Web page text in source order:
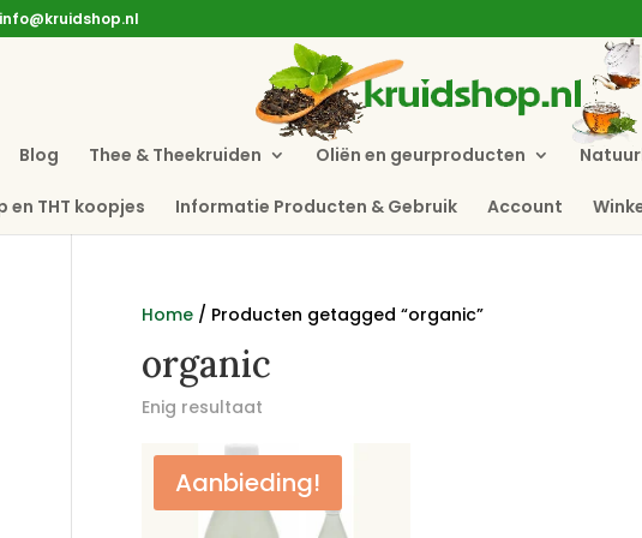
info@kruidshop.nl
Blog Thee & Theekruiden Oliën en geurproducten
en THT koopjes Informatie Producten & Gebruik Account
Home/ Producten getagged “organic”
organic
Enig resultaat
Aanbieding!